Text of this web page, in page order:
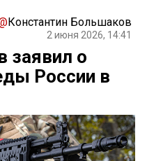
Константин Большаков
2 июня 2026, 14:41
заявил о
России в